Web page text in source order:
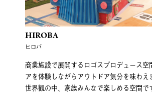
HIROBA
ヒロバ
商業施設で展開するロゴスプロデュース空
アを体験しながらアウトドア気分を味わえ
世界観の中、家族みんなで楽しめる空間で